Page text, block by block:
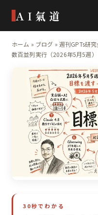
AI氣道
ホーム » ブログ » 週刊GPTs研
数百並列実行（2026年5月5週）
30秒でわかる